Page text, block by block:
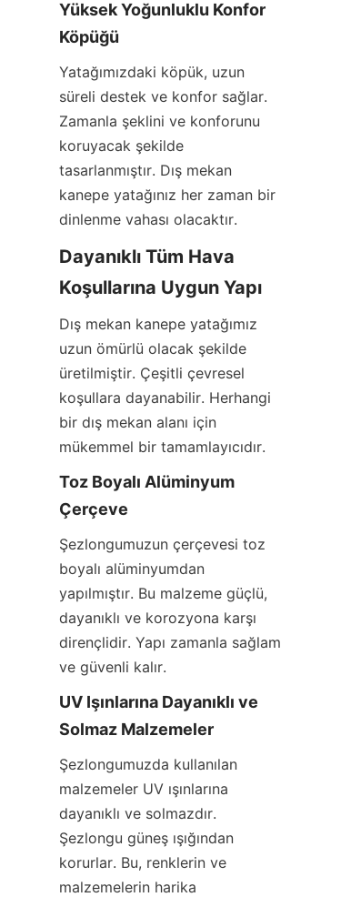
Yüksek Yoğunluklu Konfor
Köpüğü
Yatağımızdaki köpük, uzun
süreli destek ve konfor sağlar.
Zamanla şeklini ve konforunu
koruyacak şekilde
tasarlanmıştır. Dış mekan
kanepe yatağınız her zaman bir
dinlenme vahası olacaktır.
Dayanıklı Tüm Hava
Koşullarına Uygun Yapı
Dış mekan kanepe yatağımız
uzun ömürlü olacak şekilde
üretilmiştir. Çeşitli çevresel
koşullara dayanabilir. Herhangi
bir dış mekan alanı için
mükemmel bir tamamlayıcıdır.
Toz Boyalı Alüminyum
Çerçeve
Şezlongumuzun çerçevesi toz
boyalı alüminyumdan
yapılmıştır. Bu malzeme güçlü,
dayanıklı ve korozyona karşı
dirençlidir. Yapı zamanla sağlam
ve güvenli kalır.
UV Işınlarına Dayanıklı ve
Solmaz Malzemeler
Şezlongumuzda kullanılan
malzemeler UV ışınlarına
dayanıklı ve solmazdır.
Şezlongu güneş ışığından
korurlar. Bu, renklerin ve
malzemelerin harika